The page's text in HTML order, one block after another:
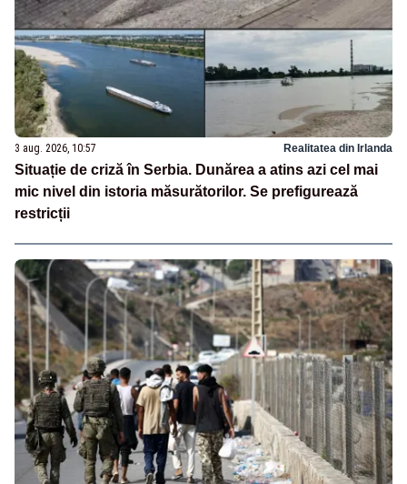
3 aug. 2026, 10:57 Realitatea din Irlanda
Situație de criză în Serbia. Dunărea a atins azi cel mai
mic nivel din istoria măsurătorilor. Se prefigurează
restricții